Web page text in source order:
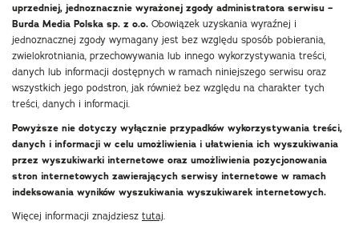
uprzedniej, jednoznacznie wyrażonej zgody administratora serwisu –
Burda Media Polska sp. z o.o. Obowiązek uzyskania wyraźnej i
jednoznacznej zgody wymagany jest bez względu sposób pobierania,
zwielokrotniania, przechowywania lub innego wykorzystywania treści,
danych lub informacji dostępnych w ramach niniejszego serwisu oraz
wszystkich jego podstron, jak również bez względu na charakter tych
treści, danych i informacji.
Powyższe nie dotyczy wyłącznie przypadków wykorzystywania treści,
danych i informacji w celu umożliwienia i ułatwienia ich wyszukiwania
przez wyszukiwarki internetowe oraz umożliwienia pozycjonowania
stron internetowych zawierających serwisy internetowe w ramach
indeksowania wyników wyszukiwania wyszukiwarek internetowych.
Więcej informacji znajdziesz tutaj.